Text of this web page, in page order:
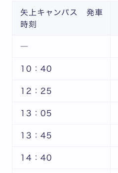
矢上キャンパス 発車
時刻
―
10：40
12：25
13：05
13：45
14：40